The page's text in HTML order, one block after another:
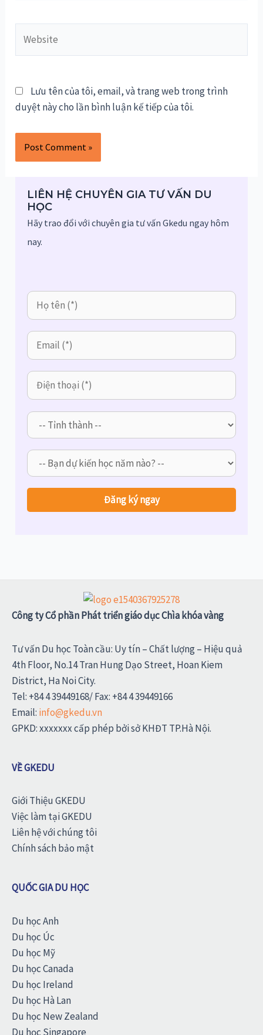
Lưu tên của tôi, email, và trang web trong trình
duyệt này cho lần bình luận kế tiếp của tôi.
LIÊN HỆ CHUYÊN GIA TƯ VẤN DU
HỌC
Hãy trao đổi với chuyên gia tư vấn Gkedu ngay hôm
nay.
Công ty Cổ phần Phát triển giáo dục Chìa khóa vàng
Tư vấn Du học Toàn cầu: Uy tín – Chất lượng – Hiệu quả
4th Floor, No.14 Tran Hung Dạo Street, Hoan Kiem
District, Ha Noi City.
Tel: +84 4 39449168/ Fax: +84 4 39449166
Email: info@gkedu.vn
GPKD: xxxxxxx cấp phép bởi sở KHĐT TP.Hà Nội.
VỀ GKEDU
Giới Thiệu GKEDU
Việc làm tại GKEDU
Liên hệ với chúng tôi
Chính sách bảo mật
QUỐC GIA DU HỌC
Du học Anh
Du học Úc
Du học Mỹ
Du học Canada
Du học Ireland
Du học Hà Lan
Du học New Zealand
Du học Singapore